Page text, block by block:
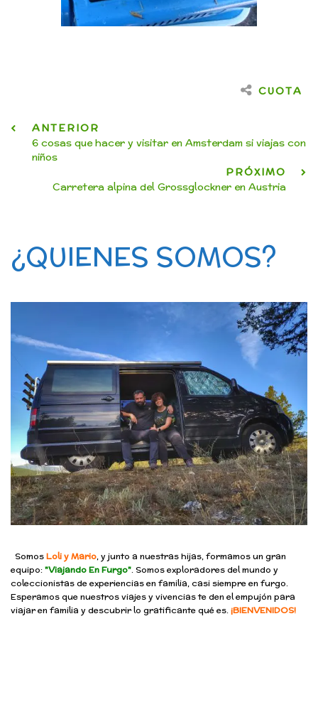
CUOTA
ANTERIOR
6 cosas que hacer y visitar en Amsterdam si viajas con
niños
PRÓXIMO
Carretera alpina del Grossglockner en Austria
¿QUIENES SOMOS?
SomosLoli y Mario, y junto a nuestras hijas, formamos un gran
equipo:"Viajando En Furgo". Somos exploradores del mundo y
coleccionistas de experiencias en familia, casi siempre en furgo.
Esperamos que nuestros viajes y vivencias te den el empujón para
viajar en familia y descubrir lo gratificante qué es.¡BIENVENIDOS!